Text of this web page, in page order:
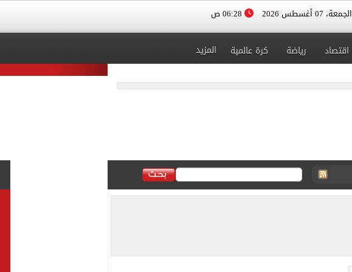
الجمعة، 07 أغسطس 2026
اقتصاد رياضة كرة عالمية المزيد